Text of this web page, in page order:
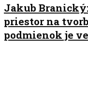
Jakub
priestor na
podmienok je